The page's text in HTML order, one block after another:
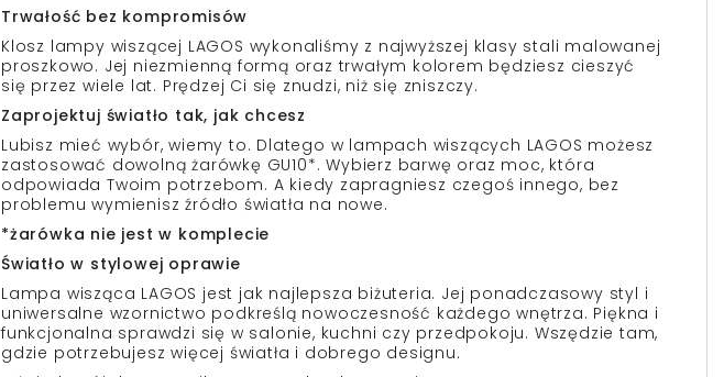
Trwałość bez kompromisów
Klosz lampy wiszącej LAGOS wykonaliśmy z najwyższej klasy stali malowanej
proszkowo. Jej niezmienną formą oraz trwałym kolorem będziesz cieszyć
się przez wiele lat. Prędzej Ci się znudzi, niż się zniszczy.
Zaprojektuj światło tak, jak chcesz
Lubisz mieć wybór, wiemy to. Dlatego w lampach wiszących LAGOS możesz
zastosować dowolną żarówkę GU10*. Wybierz barwę oraz moc, która
odpowiada Twoim potrzebom. A kiedy zapragniesz czegoś innego, bez
problemu wymienisz źródło światła na nowe.
*żarówka nie jest w komplecie
Światło w stylowej oprawie
Lampa wisząca LAGOS jest jak najlepsza biżuteria. Jej ponadczasowy styl i
uniwersalne wzornictwo podkreślą nowoczesność każdego wnętrza. Piękna i
funkcjonalna sprawdzi się w salonie, kuchni czy przedpokoju. Wszędzie tam,
gdzie potrzebujesz więcej światła i dobrego designu.